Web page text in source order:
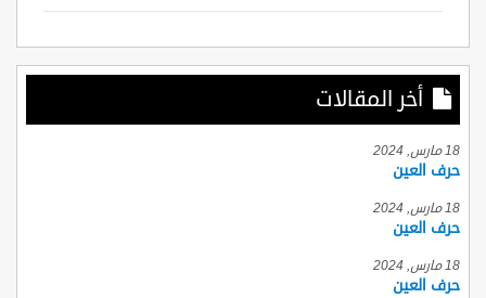
أخر المقالات
18 مارس, 2024
حرف العين
18 مارس, 2024
حرف العين
18 مارس, 2024
حرف العين